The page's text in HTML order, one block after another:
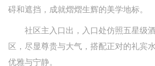
碍和遮挡，成就熠熠生辉的美学地标。
社区主入口出，入口处仿照五星级酒
区，尽显尊贵与大气，搭配正对的礼宾
优雅与宁静。